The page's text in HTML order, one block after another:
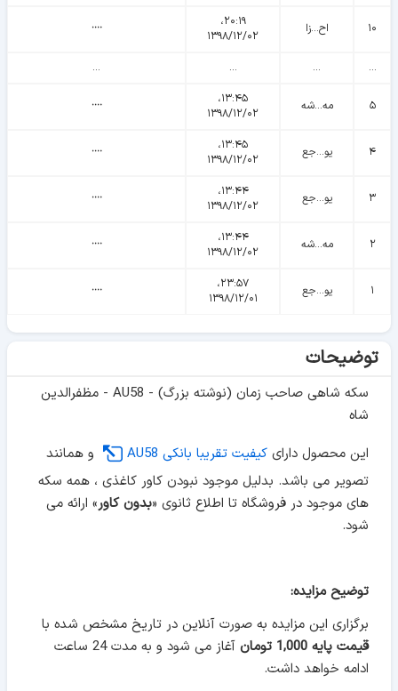
۱۰ اح...زا
۲۰:۱۹،
۱۳۹۸/۱۲/۰۲
᠁
...
...
...
...
۵ مه...شه
۱۳:۴۵،
۱۳۹۸/۱۲/۰۲
᠁
۴ یو...جع
۱۳:۴۵،
۱۳۹۸/۱۲/۰۲
᠁
۳ یو...جع
۱۳:۴۴،
۱۳۹۸/۱۲/۰۲
᠁
۲ مه...شه
۱۳:۴۴،
۱۳۹۸/۱۲/۰۲
᠁
۱ یو...جع
۲۳:۵۷،
۱۳۹۸/۱۲/۰۱
᠁
توضیحات
سکه شاهی صاحب زمان (نوشته بزرگ) - AU58 - مظفرالدین
شاه
این محصول دارای کیفیت تقریبا بانکی AU58
و همانند
تصویر می باشد. بدلیل موجود نبودن کاور کاغذی ، همه سکه
های موجود در فروشگاه تا اطلاع ثانوی «بدون کاور» ارائه می
شود.
توضیح مزایده:
برگزاری این مزایده به صورت آنلاین در تاریخ مشخص شده با
قیمت پایه 1,000 تومان
آغاز می شود و به مدت 24 ساعت
ادامه خواهد داشت.